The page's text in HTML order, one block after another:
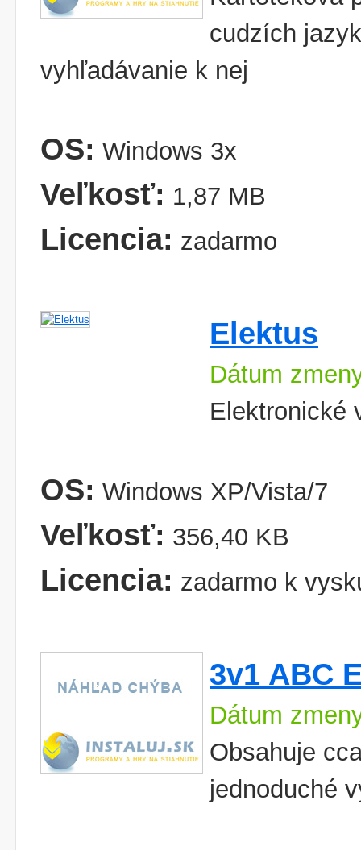
cudzích
vyhľadávanie k nej
OS: Windows 3x
Veľkosť: 1,87 MB
Licencia: zadarmo
Elektus
Dátum
Elektronické
OS: Windows XP/Vista/7
Veľkosť: 356,40 KB
Licencia: zadarmo k
3v1 ABC
Dátum
Obsahuje
jednoduché